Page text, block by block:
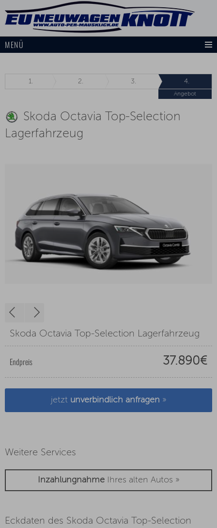
MENÜ
1. 2. 3. 4.
Angebot
Skoda Octavia Top-Selection
Lagerfahrzeug
Skoda Octavia Top-Selection Lagerfahrzeug
Endpreis 37.890€
jetzt unverbindlich anfragen »
Weitere Services
InzahlungnahmeIhres alten Autos »
Eckdaten des Skoda Octavia Top-Selection